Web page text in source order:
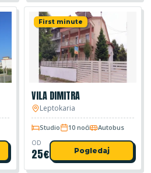
First minute
VILA DIMITRA
Leptokaria
Studio 10 noći Autobus
OD
25€ Pogledaj